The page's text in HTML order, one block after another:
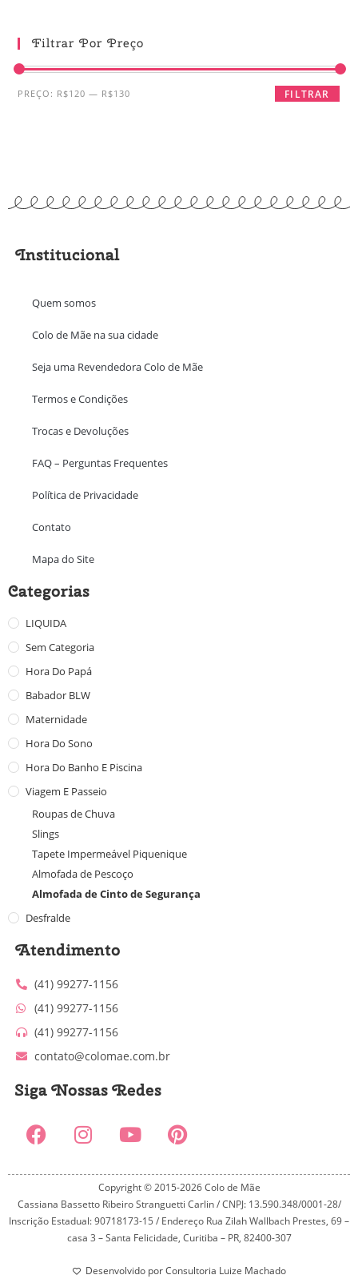
Filtrar Por Preço
FILTRAR
PREÇO: R$120 — R$130
Institucional
Quem somos
Colo de Mãe na sua cidade
Seja uma Revendedora Colo de Mãe
Termos e Condições
Trocas e Devoluções
FAQ – Perguntas Frequentes
Política de Privacidade
Contato
Mapa do Site
Categorias
LIQUIDA
Sem Categoria
Hora Do Papá
Babador BLW
Maternidade
Hora Do Sono
Hora Do Banho E Piscina
Viagem E Passeio
Roupas de Chuva
Slings
Tapete Impermeável Piquenique
Almofada de Pescoço
Almofada de Cinto de Segurança
Desfralde
Atendimento
(41) 99277-1156
(41) 99277-1156
(41) 99277-1156
contato@colomae.com.br
Siga Nossas Redes
Copyright © 2015-2026 Colo de Mãe
Cassiana Bassetto Ribeiro Stranguetti Carlin / CNPJ: 13.590.348/0001-28/
Inscrição Estadual: 90718173-15 / Endereço Rua Zilah Wallbach Prestes, 69 –
casa 3 – Santa Felicidade, Curitiba – PR, 82400-307
Desenvolvido por Consultoria Luize Machado